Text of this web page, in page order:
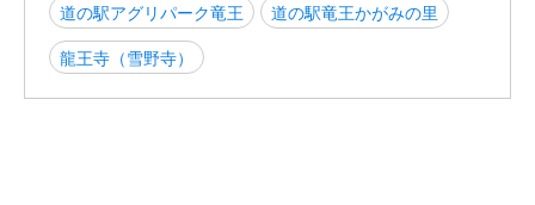
道の駅アグリパーク竜王
道の駅竜王かがみの里
龍王寺（雪野寺）